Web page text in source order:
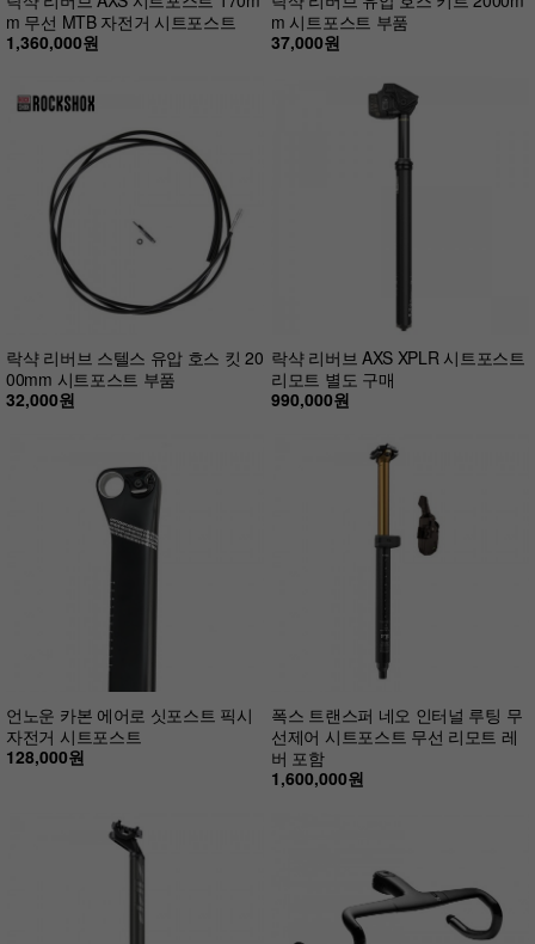
m 무선 MTB 자전거 시트포스트
1,360,000원
m 시트포스트 부품
37,000원
락샥 리버브 스텔스 유압 호스 킷 20
00mm 시트포스트 부품
32,000원
락샥 리버브 AXS XPLR 시트포스트
리모트 별도 구매
990,000원
언노운 카본 에어로 싯포스트 픽시
자전거 시트포스트
128,000원
폭스 트랜스퍼 네오 인터널 루팅 무
선제어 시트포스트 무선 리모트 레
버 포함
1,600,000원